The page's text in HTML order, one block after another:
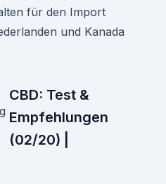
für den Import
und Kanada
CBD: Test &
Empfehlungen
(02/20) |